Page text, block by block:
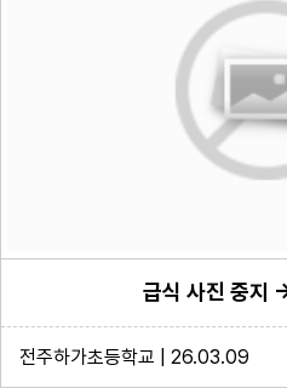
급식 사진 중지
전주하가초등학교 | 26.03.09